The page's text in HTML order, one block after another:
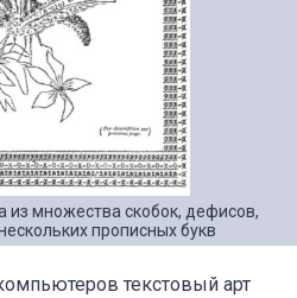
из множества скобок, дефисов,
прописных букв
текстовый арт